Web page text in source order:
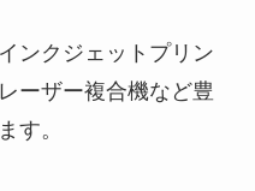
ンクジェットプリン
ーザー複合機など豊
す。